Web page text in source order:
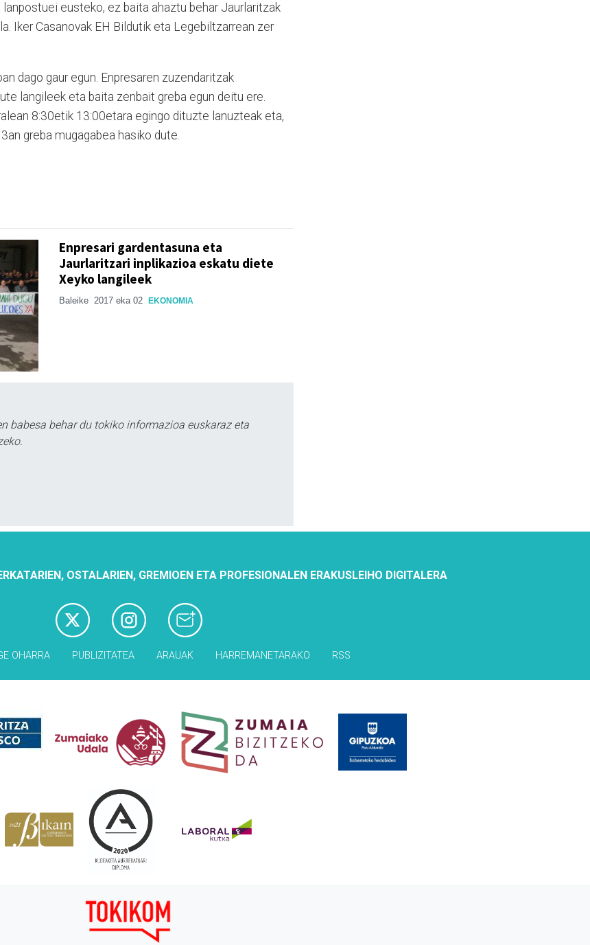
eusteko, ez baita ahaztu behar Jaurlaritzak
Iker Casanovak EH Bildutik eta Legebiltzarrean zer
dago gaur egun. Enpresaren zuzendaritzak
langileek eta baita zenbait greba egun deitu ere.
8:30etik 13:00etara egingo dituzte lanuzteak eta,
greba mugagabea hasiko dute.
Enpresari gardentasuna eta
Jaurlaritzari inplikazioa eskatu diete
Xeyko langileek
Baleike 2017 eka 02 EKONOMIA
babesa behar du tokiko informazioa euskaraz eta
OSTALARIEN, GREMIOEN ETA PROFESIONALEN ERAKUSLEIHO DIGITALERA
OHARRA PUBLIZITATEA ARAUAK HARREMANETARAKO RSS